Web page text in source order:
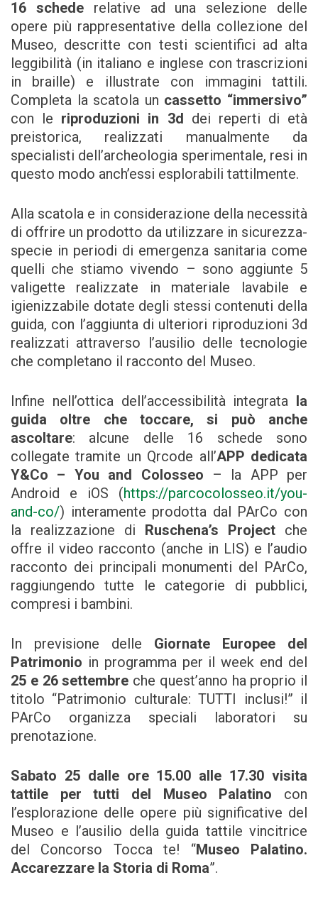
16 schederelative ad una selezione delle
opere più rappresentative della collezione del
Museo, descritte con testi scientifici ad alta
leggibilità (in italiano e inglese con trascrizioni
in braille) e illustrate con immagini tattili.
Completa la scatola un cassetto “immersivo”
con le riproduzioni in 3d dei reperti di età
preistorica, realizzati manualmente da
specialisti dell’archeologia sperimentale, resi in
questo modo anch’essi esplorabili tattilmente.
Alla scatola e in considerazione della necessità
di offrire un prodotto da utilizzare in sicurezza-
specie in periodi di emergenza sanitaria come
quelli che stiamo vivendo – sono aggiunte 5
valigette realizzate in materiale lavabile e
igienizzabile dotate degli stessi contenuti della
guida, con l’aggiunta di ulteriori riproduzioni 3d
realizzati attraverso l’ausilio delle tecnologie
che completano il racconto del Museo.
Infine nell’ottica dell’accessibilità integrata la
guida oltre che toccare, si può anche
ascoltare: alcune delle 16 schede sono
collegate tramite un Qrcode all’APP dedicata
Y&Co – You and Colosseo – la APP per
Android e iOS (https://parcocolosseo.it/you-
and-co/) interamente prodotta dal PArCo con
la realizzazione di Ruschena’s Project che
offre il video racconto (anche in LIS) e l’audio
racconto dei principali monumenti del PArCo,
raggiungendo tutte le categorie di pubblici,
compresi i bambini.
In previsione delle Giornate Europee del
Patrimonio in programma per il week end del
25 e 26 settembre che quest’anno ha proprio il
titolo “Patrimonio culturale: TUTTI inclusi!” il
PArCo organizza speciali laboratori su
prenotazione.
Sabato 25 dalle ore 15.00 alle 17.30 visita
tattile per tutti del Museo Palatino con
l’esplorazione delle opere più significative del
Museo e l’ausilio della guida tattile vincitrice
del Concorso Tocca te! “Museo Palatino.
Accarezzare la Storia di Roma”.